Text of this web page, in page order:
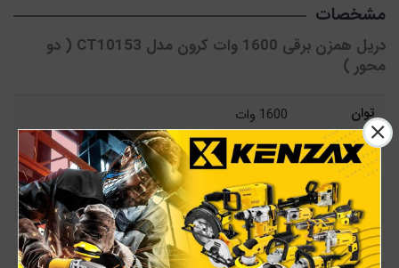
مشخصات
دریل همزن برقی 1600 وات کرون مدل CT10153 ( دو
محور )
توان
1600 وات
رنگ
طوسی
وزن
6.6 کیلوگرم
اقلام همراه
3 عدد آچار - 2 عدد سری میکسر - دفترچه راهنما